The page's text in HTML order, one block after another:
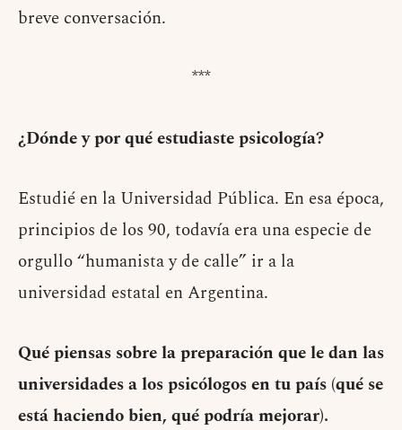
breve conversación.
***
¿Dónde y por qué estudiaste psicología?
Estudié en la Universidad Pública. En esa época,
principios de los 90, todavía era una especie de
orgullo “humanista y de calle” ir a la
universidad estatal en Argentina.
Qué piensas sobre la preparación que le dan las
universidades a los psicólogos en tu país (qué se
está haciendo bien, qué podría mejorar).